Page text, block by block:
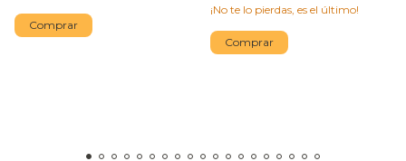
Comprar
¡No te lo pierdas, es el último!
Comprar